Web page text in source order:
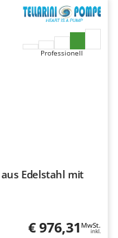
Professionell
Edelstahl mit
€ 976,31 MwSt.
inkl.